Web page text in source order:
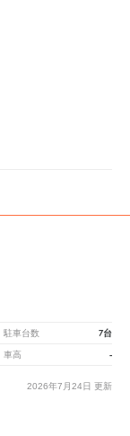
駐車台数 7台
車高 -
2026年7月24日 更新